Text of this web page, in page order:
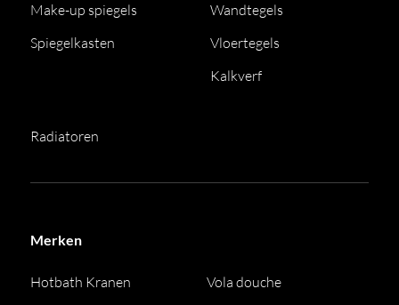
Make-up spiegels
Spiegelkasten
Wandtegels
Vloertegels
Kalkverf
Radiatoren
Merken
Hotbath Kranen
Vola douche